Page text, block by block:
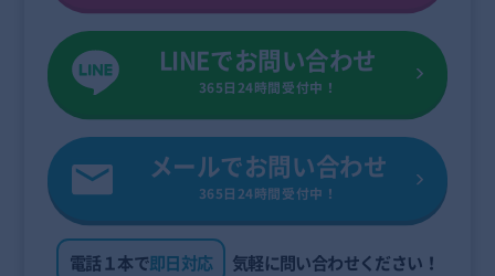
LINEでお問い合わせ
365日24時間受付中！
メールでお問い合わせ
365日24時間受付中！
電話１本で即日対応 気軽に問い合わせください！